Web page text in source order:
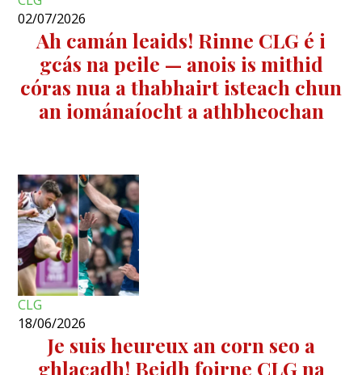
02/07/2026
Ah camán leaids! Rinne CLG é i
gcás na peile — anois is mithid
córas nua a thabhairt isteach chun
an iománaíocht a athbheochan
CLG
18/06/2026
Je suis heureux an corn seo a
ghlacadh! Beidh foirne CLG na